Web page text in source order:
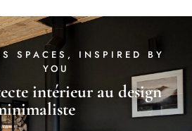
SPACES, INSPIRED BY
YOU
intérieur au design